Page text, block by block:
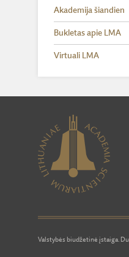
Akademija šiandien
Bukletas apie LMA
Virtuali LMA
Valstybės biudžetinė įstaiga.